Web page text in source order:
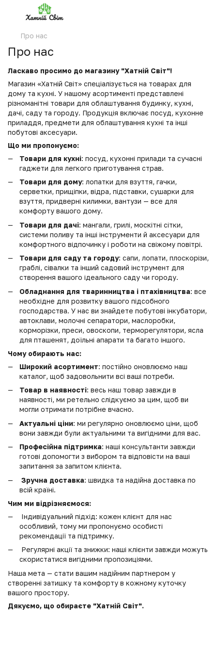
Про нас
Про нас
Ласкаво просимо до магазину "Хатній Світ"!
Магазин «Хатній Світ» спеціалізується на товарах для
дому та кухні. У нашому асортименті представлені
різноманітні товари для облаштування будинку, кухні,
дачі, саду та городу. Продукція включає посуд, кухонне
приладдя, предмети для облаштування кухні та інші
побутові аксесуари.
Що ми пропонуємо:
Товари для кухні: посуд, кухонні прилади та сучасні
гаджети для легкого приготування страв.
Товари для дому: лопатки для взуття, гачки,
серветки, прищіпки, відра, підставки, сушарки для
взуття, придверні килимки, вантузи — все для
комфорту вашого дому.
Товари для дачі: мангали, грилі, москітні сітки,
системи поливу та інші інструменти й аксесуари для
комфортного відпочинку і роботи на свіжому повітрі.
Товари для саду та городу: сапи, лопати, плоскорізи,
граблі, сівалки та інший садовий інструмент для
створення вашого ідеального саду чи городу.
Обладнання для тваринництва і птахівництва: все
необхідне для розвитку вашого підсобного
господарства. У нас ви знайдете побутові інкубатори,
автоклави, молочні сепаратори, маслоробки,
корморізки, преси, овоскопи, терморегулятори, ясла
для пташенят, доїльні апарати та багато іншого.
Чому обирають нас:
Широкий асортимент: постійно оновлюємо наш
каталог, щоб задовольнити всі ваші потреби.
Товар в наявності: весь наш товар завжди в
наявності, ми ретельно слідкуємо за цим, щоб ви
могли отримати потрібне вчасно.
Актуальні ціни: ми регулярно оновлюємо ціни, щоб
вони завжди були актуальними та вигідними для вас.
Професійна підтримка: наші консультанти завжди
готові допомогти з вибором та відповісти на ваші
запитання за запитом клієнта.
Зручна доставка: швидка та надійна доставка по
всій країні.
Чим ми відрізняємося:
Індивідуальний підхід: кожен клієнт для нас
особливий, тому ми пропонуємо особисті
рекомендації та підтримку.
Регулярні акції та знижки: наші клієнти завжди можуть
скористатися вигідними пропозиціями.
Наша мета — стати вашим надійним партнером у
створенні затишку та комфорту в кожному куточку
вашого простору.
Дякуємо, що обираєте "Хатній Світ".